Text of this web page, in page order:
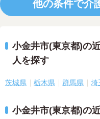
他の条件で介
小金井市(東京都)の
人を探す
茨城県 栃木県 群馬県 埼
小金井市(東京都)の